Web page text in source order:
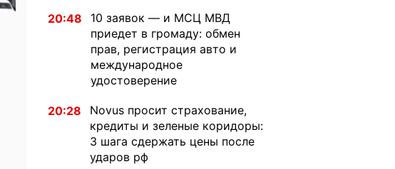
20:48
10 заявок — и МСЦ МВД
приедет в громаду: обмен
прав, регистрация авто и
международное
удостоверение
20:28
Novus просит страхование,
кредиты и зеленые коридоры:
3 шага сдержать цены после
ударов рф